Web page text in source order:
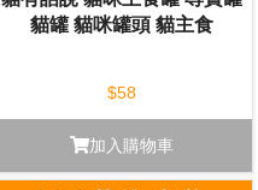
貓罐 貓咪罐頭 貓主食
$58
加入購物車